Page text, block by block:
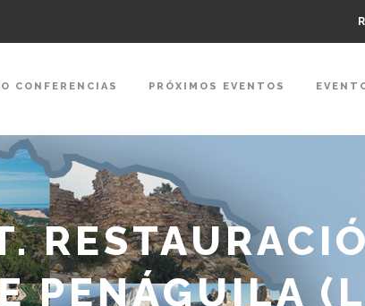
CONFERENCIAS PRÓXIMOS EVENTOS
PENÁGUILA